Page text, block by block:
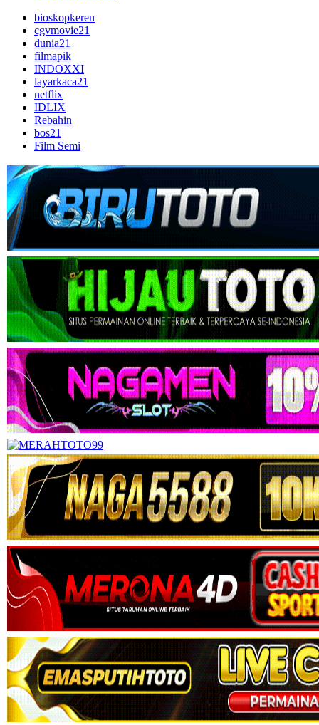
bioskopkeren
cgvmovie21
dunia21
filmapik
INDOXXI
layarkaca21
netflix
IDLIX
Rebahin
bos21
Film Semi